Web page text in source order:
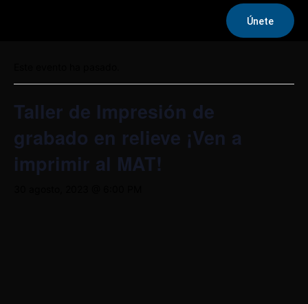
Únete
Taller de Impresión de
grabado en relieve ¡Ven a
imprimir al MAT!